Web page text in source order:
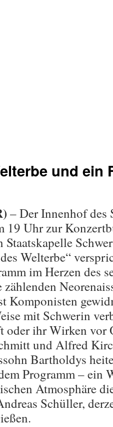
und ein
– Der Innenhof des
19 Uhr zur
Welterbe“
im Herzen des
Komponisten
mit Schwerin
oder ihr Wirken vor
und Alfred
Bartholdys
Programm – ein
Atmosphäre
Schüller,